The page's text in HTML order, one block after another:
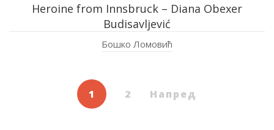
Heroine from Innsbruck – Diana Obexer
Budisavljević
Бошко Ломовић
1 2 Напред